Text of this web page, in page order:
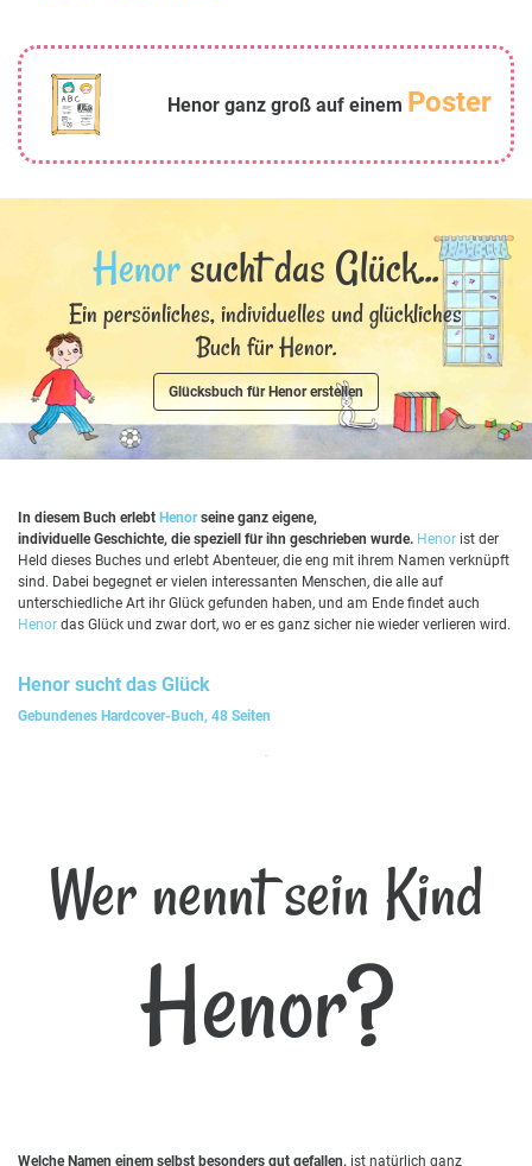
Henor ganz groß auf einem Poster
Henorsucht das Glück...
Ein persönliches, individuelles und glückliches
Buch für Henor.
Glücksbuch für Henor erstellen
In diesem Buch erlebt Henorseine ganz eigene,
individuelle Geschichte, die speziell für ihn geschrieben wurde. Henor ist der
Held dieses Buches und erlebt Abenteuer, die eng mit ihrem Namen verknüpft
sind. Dabei begegnet er vielen interessanten Menschen, die alle auf
unterschiedliche Art ihr Glück gefunden haben, und am Ende findet auch
Henor das Glück und zwar dort, wo er es ganz sicher nie wieder verlieren wird.
Henor sucht das Glück
Gebundenes Hardcover-Buch, 48 Seiten
Wer nennt sein Kind
Henor?
Welche Namen einem selbst besonders gut gefallen, ist natürlich ganz